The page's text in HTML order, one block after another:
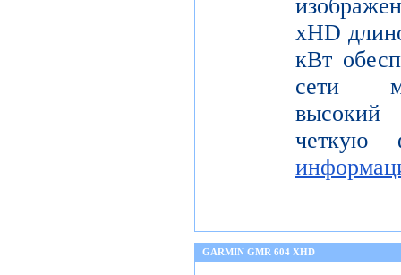
xHD
кВт
сети
высокий
четкую
GARMIN GMR 604 XHD